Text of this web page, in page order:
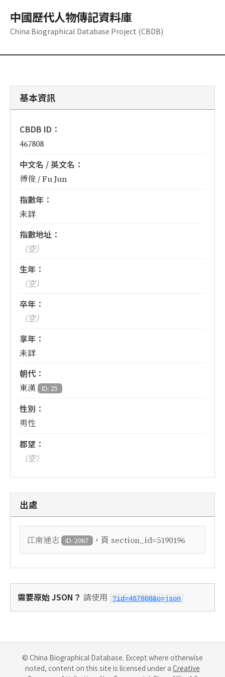
中國歷代人物傳記資料庫
China Biographical Database Project (CBDB)
基本資訊
CBDB ID：
467808
中文名 / 英文名：
傅俊 / Fu Jun
指數年：
未詳
指數地址：
（空）
生年：
（空）
卒年：
（空）
享年：
未詳
朝代：
東漢 ID: 25
性別：
男性
郡望：
（空）
出處
江南通志 ID: 2067 ，頁 section_id=5190196
需要原始 JSON？ 請使用 ?id=467808&o=json
© China Biographical Database. Except where otherwise
noted, content on this site is licensed under a Creative